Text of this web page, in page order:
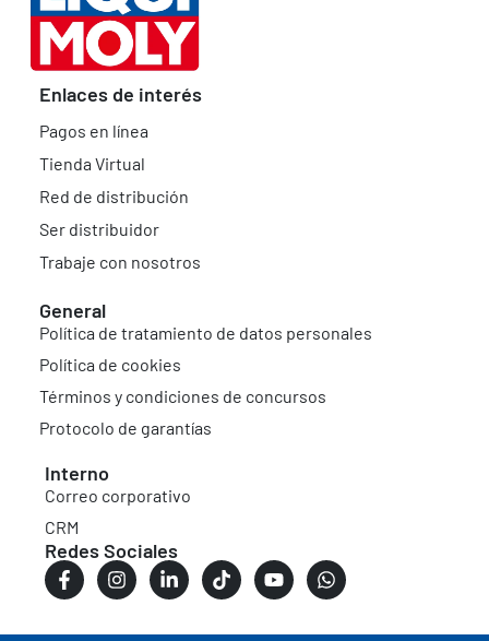
Enlaces de interés
Pagos en línea
Tienda Virtual
Red de distribución
Ser distribuidor
Trabaje con nosotros
General
Política de tratamiento de datos personales
Política de cookies
Términos y condiciones de concursos
Protocolo de garantías
Interno
Correo corporativo
CRM
Redes Sociales